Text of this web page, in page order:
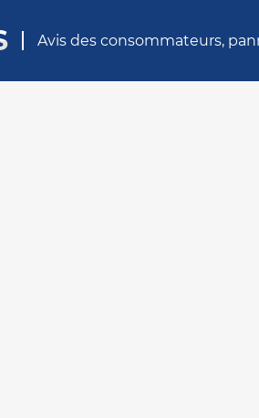
Avis des consommateurs,